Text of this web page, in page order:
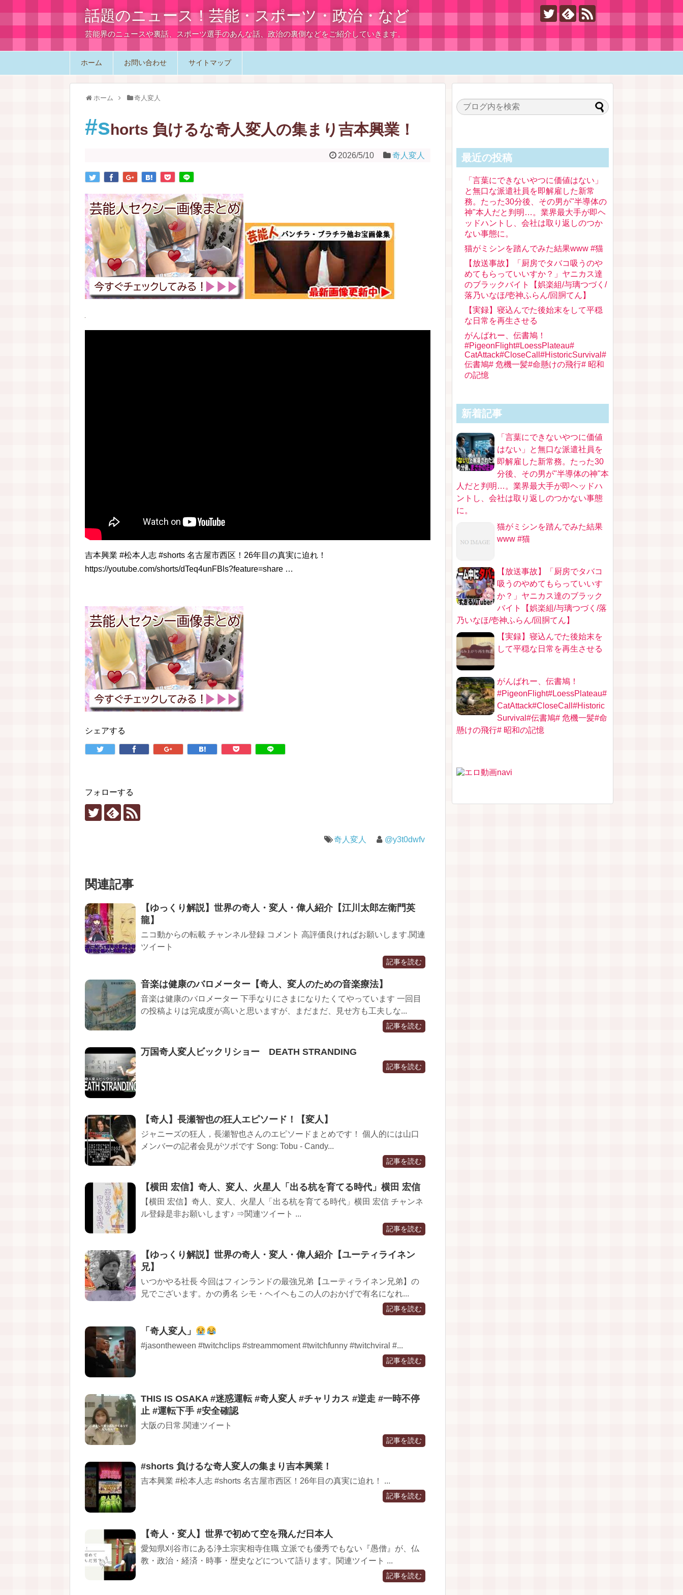
話題のニュース！芸能・スポーツ・政治・など
芸能界のニュースや裏話、スポーツ選手のあんな話、政治の裏側などをご紹介していきます。
ホーム お問い合わせ サイトマップ
ホーム 奇人変人
#shorts 負けるな奇人変人の集まり吉本興業！
2026/5/10 奇人変人
吉本興業 #松本人志 #shorts 名古屋市西区！26年目の真実に迫れ！
https://youtube.com/shorts/dTeq4unFBls?feature=share …
シェアする
フォローする
奇人変人 @y3t0dwfv
関連記事
【ゆっくり解説】世界の奇人・変人・偉人紹介【江川太郎左衛門英
龍】
ニコ動からの転載 チャンネル登録 コメント 高評価良ければお願いします.関連
ツイート
記事を読む
音楽は健康のバロメーター【奇人、変人のための音楽療法】
音楽は健康のバロメーター 下手なりにさまになりたくてやっています 一回目
の投稿よりは完成度が高いと思いますが、まだまだ、見せ方も工夫しな...
記事を読む
万国奇人変人ビックリショー DEATH STRANDING
記事を読む
【奇人】長瀬智也の狂人エピソード！【変人】
ジャニーズの狂人，長瀬智也さんのエピソードまとめです！ 個人的には山口
メンバーの記者会見がツボです Song: Tobu - Candy...
記事を読む
【横田 宏信】奇人、変人、火星人「出る杭を育てる時代」横田 宏信
【横田 宏信】奇人、変人、火星人「出る杭を育てる時代」横田 宏信 チャンネ
ル登録是非お願いします♪ ⇒関連ツイート ...
記事を読む
【ゆっくり解説】世界の奇人・変人・偉人紹介【ユーティライネン
兄】
いつかやる社長 今回はフィンランドの最強兄弟【ユーティライネン兄弟】の
兄でございます。かの勇名 シモ・ヘイヘもこの人のおかげで有名になれ...
記事を読む
「奇人変人」
#jasontheween #twitchclips #streammoment #twitchfunny #twitchviral #...
記事を読む
THIS IS OSAKA #迷惑運転 #奇人変人 #チャリカス #逆走 #一時不停
止 #運転下手 #安全確認
大阪の日常.関連ツイート
記事を読む
#shorts 負けるな奇人変人の集まり吉本興業！
吉本興業 #松本人志 #shorts 名古屋市西区！26年目の真実に迫れ！ ...
記事を読む
【奇人・変人】世界で初めて空を飛んだ日本人
愛知県刈谷市にある浄土宗実相寺住職 立派でも優秀でもない『愚僧』が、仏
教・政治・経済・時事・歴史などについて語ります。関連ツイート ...
記事を読む
最近の投稿
「言葉にできないやつに価値はない」
と無口な派遣社員を即解雇した新常
務。たった30分後、その男が"半導体の
神"本人だと判明…。業界最大手が即ヘ
ッドハントし、会社は取り返しのつか
ない事態に。
猫がミシンを踏んでみた結果www #猫
【放送事故】「厨房でタバコ吸うのや
めてもらっていいすか？」ヤニカス達
のブラックバイト【娯楽組/与璃つづく/
落乃いなほ/壱神ふらん/回胴てん】
【実録】寝込んでた後始末をして平穏
な日常を再生させる
がんばれー、伝書鳩！
#PigeonFlight#LoessPlateau#
CatAttack#CloseCall#HistoricSurvival#
伝書鳩# 危機一髪#命懸けの飛行# 昭和
の記憶
新着記事
「言葉にできないやつに価値
はない」と無口な派遣社員を
即解雇した新常務。たった30
分後、その男が"半導体の神"本
人だと判明…。業界最大手が即ヘッドハ
ントし、会社は取り返しのつかない事態
に。
猫がミシンを踏んでみた結果
www #猫
【放送事故】「厨房でタバコ
吸うのやめてもらっていいす
か？」ヤニカス達のブラック
バイト【娯楽組/与璃つづく/落
乃いなほ/壱神ふらん/回胴てん】
【実録】寝込んでた後始末を
して平穏な日常を再生させる
がんばれー、伝書鳩！
#PigeonFlight#LoessPlateau#
CatAttack#CloseCall#Historic
Survival#伝書鳩# 危機一髪#命
懸けの飛行# 昭和の記憶